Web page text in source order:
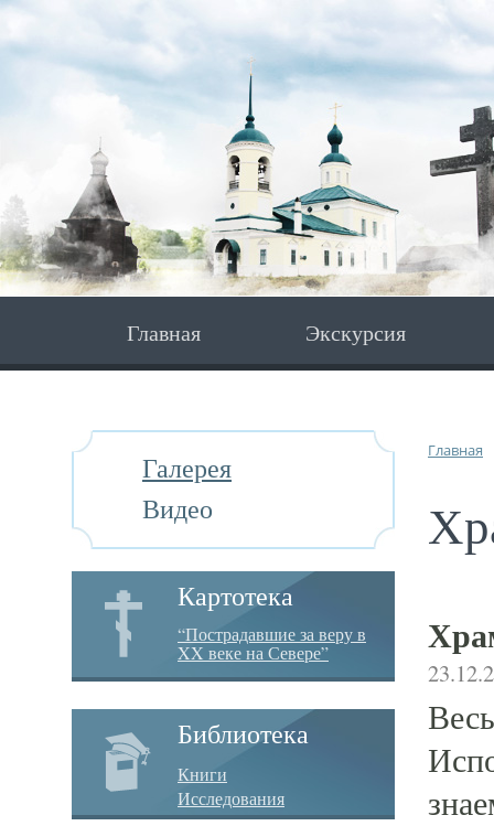
Главная Экскурсия
Галерея
Видео
Картотека
“Пострадавшие за веру в
XX веке на Севере”
Библиотека
Книги
Исследования
Главная